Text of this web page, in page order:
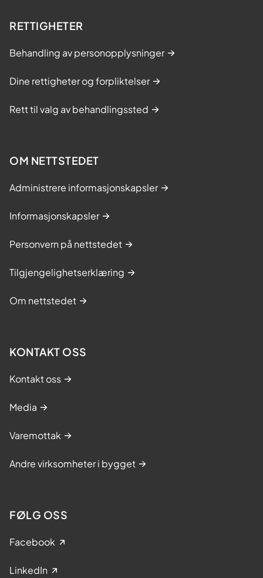
RETTIGHETER
Behandling av personopplysninger
Dine rettigheter og forpliktelser
Rett til valg av behandlingssted
OM NETTSTEDET
Administrere informasjonskapsler
Informasjonskapsler
Personvern på nettstedet
Tilgjengelighetserklæring
Om nettstedet
KONTAKT OSS
Kontakt oss
Media
Varemottak
Andre virksomheter i bygget
FØLG OSS
Facebook
LinkedIn